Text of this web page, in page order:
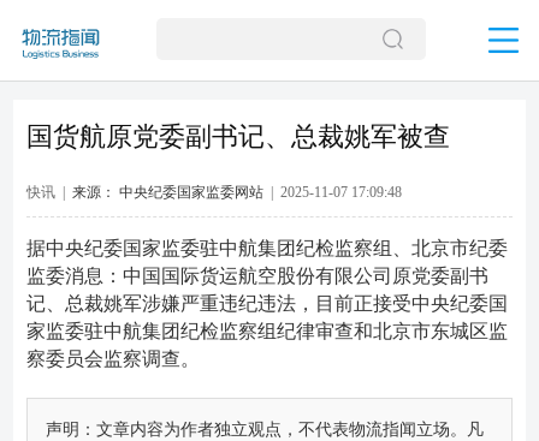
国货航原党委副书记、总裁姚军被查
快讯 | 来源： 中央纪委国家监委网站| 2025-11-07 17:09:48
据中央纪委国家监委驻中航集团纪检监察组、北京市纪委
监委消息：中国国际货运航空股份有限公司原党委副书
记、总裁姚军涉嫌严重违纪违法，目前正接受中央纪委国
家监委驻中航集团纪检监察组纪律审查和北京市东城区监
察委员会监察调查。
声明：文章内容为作者独立观点，不代表物流指闻立场。凡